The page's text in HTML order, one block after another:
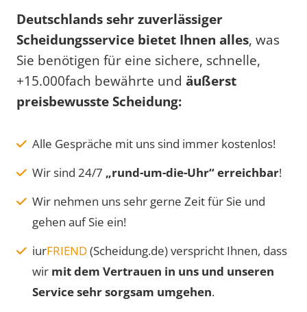
Deutschlands sehr zuverlässiger
Scheidungsservice bietet Ihnen alles, was
Sie benötigen für eine sichere, schnelle,
+15.000fach bewährte und äußerst
preisbewusste Scheidung:
Alle Gespräche mit uns sind immer kostenlos!
Wir sind 24/7 „rund-um-die-Uhr“ erreichbar!
Wir nehmen uns sehr gerne Zeit für Sie und
gehen auf Sie ein!
iurFRIEND(Scheidung.de) verspricht Ihnen, dass
wir mit dem Vertrauen in uns und unseren
Service sehr sorgsam umgehen.